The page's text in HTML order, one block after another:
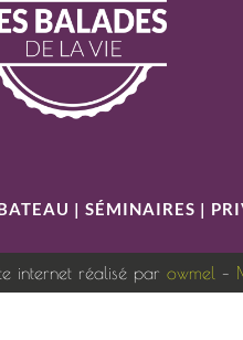
| SÉMINAIRES |
internet réalisé par owmel –